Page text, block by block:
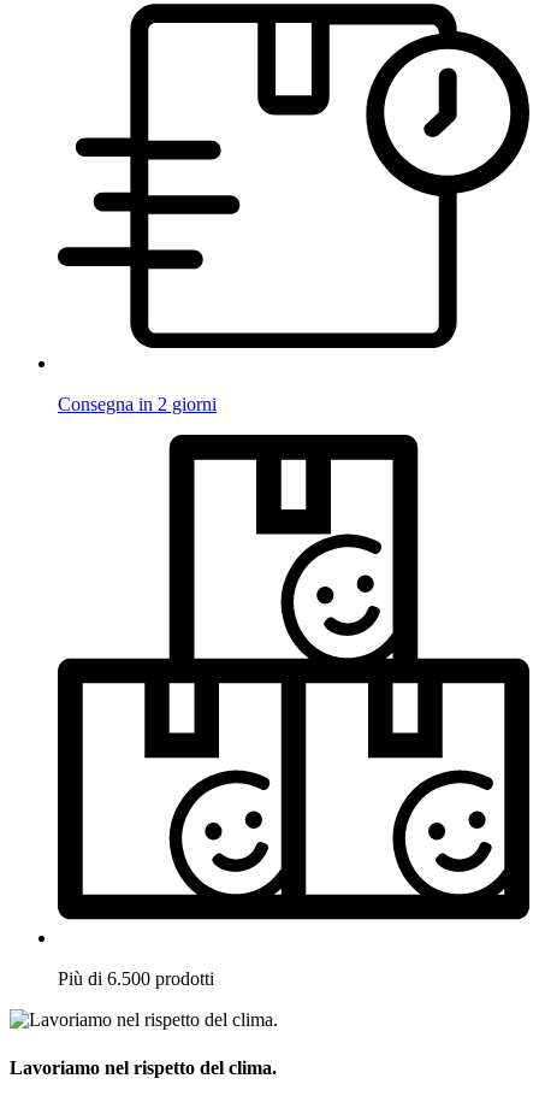
Consegna in 2 giorni
Più di 6.500 prodotti
Lavoriamo nel rispetto del clima.